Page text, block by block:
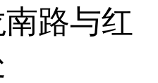
路与红